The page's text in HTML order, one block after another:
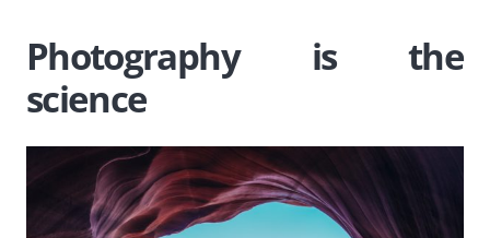
Photography is the
science